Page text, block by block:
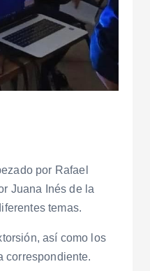
por Rafael
Juana Inés de la
temas.
así como los
correspondiente.